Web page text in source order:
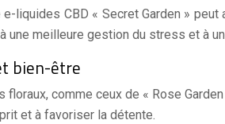
e-liquides CBD « Secret Garden »
une meilleure gestion du stress et à
bien-être
floraux, comme ceux de « Rose
et à favoriser la détente.